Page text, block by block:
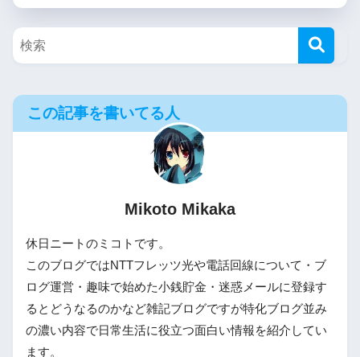
この記事を書いてる人
Mikoto Mikaka
休日ニートのミコトです。
このブログではNTTフレッツ光や電話回線について・ブ
ログ運営・趣味で始めた小銭貯金・迷惑メールに登録す
るとどうなるのかなど雑記ブログですが特化ブログ並み
の濃い内容で日常生活に役立つ面白い情報を紹介してい
ます。